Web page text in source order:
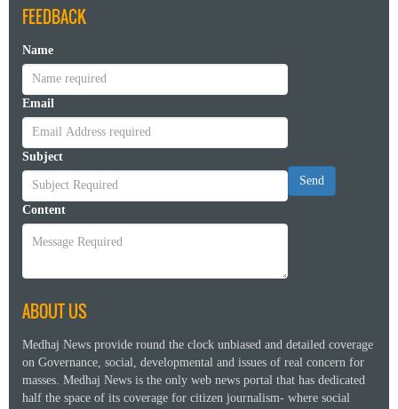
FEEDBACK
Name
Email
Subject
Content
Send
ABOUT US
Medhaj News provide round the clock unbiased and detailed coverage
on Governance, social, developmental and issues of real concern for
masses. Medhaj News is the only web news portal that has dedicated
half the space of its coverage for citizen journalism- where social